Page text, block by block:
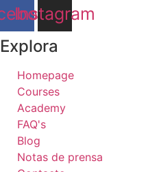
Instagram
Explora
Homepage
Courses
Academy
FAQ's
Blog
Notas de prensa